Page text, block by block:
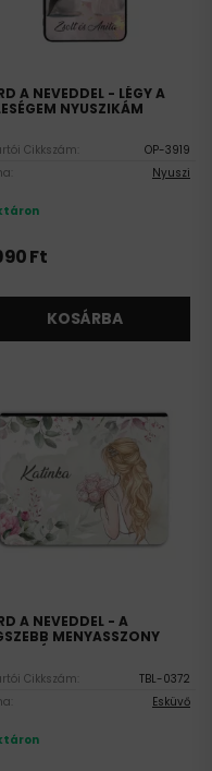
A NEVEDDEL - LÉGY A
NYUSZIKÁM
Cikkszám:
OP-3919
Nyuszi
Ft
KOSÁRBA
A NEVEDDEL - A
MENYASSZONY
TABLET TOK
Cikkszám:
TBL-0372
Esküvő